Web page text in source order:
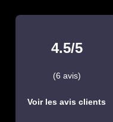
4.5/5
(6 avis)
Voir les avis clients